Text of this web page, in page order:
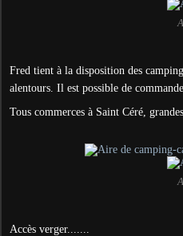
Fred tient à la disposition des
alentours. Il est possible de
Tous commerces à Saint Céré,
Accès verger.......